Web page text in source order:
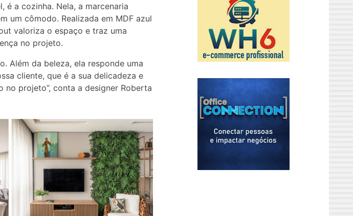
a cozinha. Nela, a marcenaria
um cômodo. Realizada em MDF azul
valoriza o espaço e traz uma
no projeto.
Além da beleza, ela responde uma
cliente, que é a sua delicadeza e
no projeto”, conta a designer Roberta